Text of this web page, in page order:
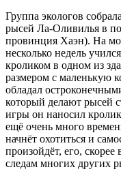
Группа экологов
рысей Ла-Оливилья в
провинция Хаэн). На
несколько недель
кроликом в одном из
размером с маленькую
обладал
который делают рысей
игры он наносил
ещё очень много
начнёт охотиться и
произойдёт, его,
следам многих других